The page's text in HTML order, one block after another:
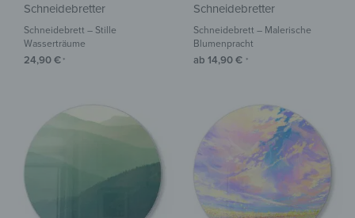
Schneidebretter
Schneidebrett – Stille
Wasserträume
24,90€ *
Schneidebretter
Schneidebrett – Malerische
Blumenpracht
ab 14,90€ *